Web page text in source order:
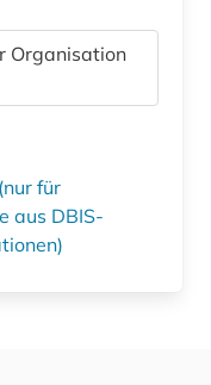
Organisation
für
aus DBIS-